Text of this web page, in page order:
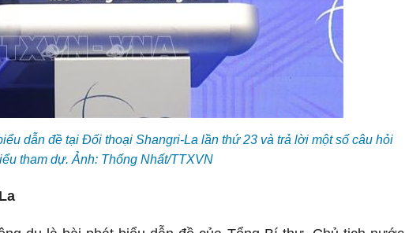
dẫn đề tại Đối thoại Shangri-La lần thứ 23 và trả lời một số câu hỏi
tham dự. Ảnh: Thống Nhất/TTXVN